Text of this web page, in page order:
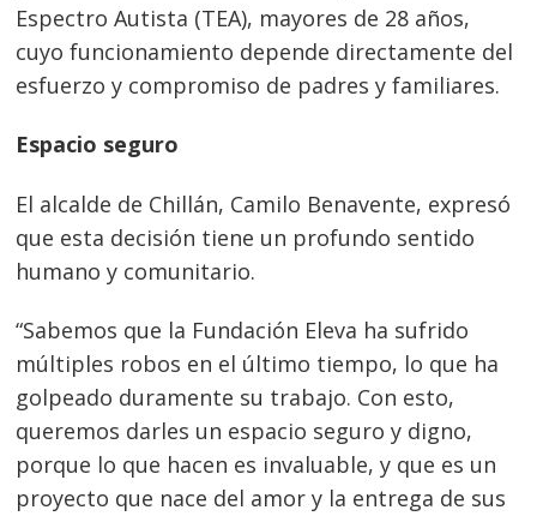
Espectro Autista (TEA), mayores de 28 años,
cuyo funcionamiento depende directamente del
esfuerzo y compromiso de padres y familiares.
Espacio seguro
El alcalde de Chillán, Camilo Benavente, expresó
que esta decisión tiene un profundo sentido
humano y comunitario.
“Sabemos que la Fundación Eleva ha sufrido
múltiples robos en el último tiempo, lo que ha
golpeado duramente su trabajo. Con esto,
queremos darles un espacio seguro y digno,
porque lo que hacen es invaluable, y que es un
proyecto que nace del amor y la entrega de sus
de
entradas